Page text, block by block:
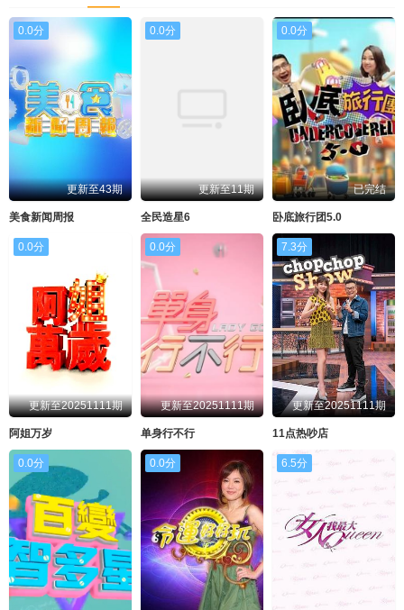
0.0分
更新至43期
美食新闻周报
0.0分
更新至11期
全民造星6
0.0分
已完结
卧底旅行团5.0
0.0分
更新至20251111期
阿姐万岁
0.0分
更新至20251111期
单身行不行
7.3分
更新至20251111期
11点热吵店
0.0分 0.0分 6.5分